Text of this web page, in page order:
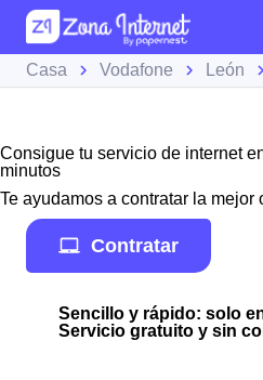
Casa Vodafone León
Consigue tu servicio de internet
minutos
Te ayudamos a contratar la mejor
Contratar
Sencillo y rápido: solo
Servicio gratuito y sin